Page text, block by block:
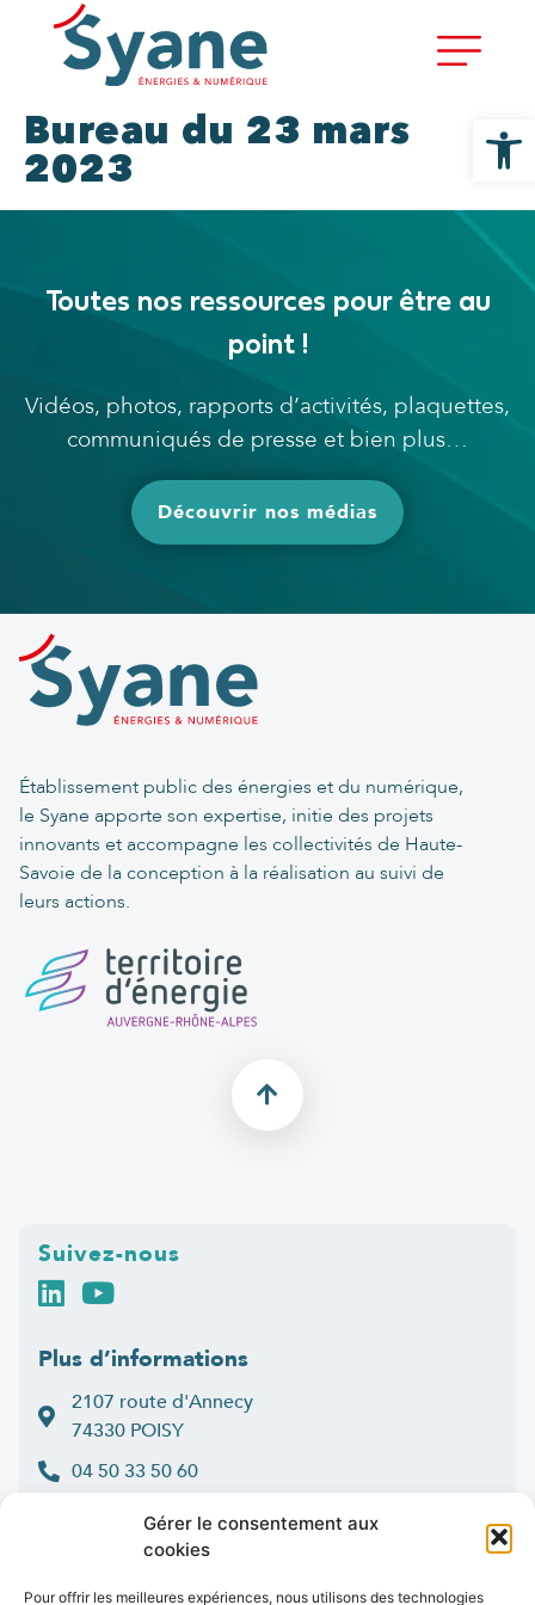
Gérer le consentement aux
cookies
Pour offrir les meilleures expériences, nous utilisons des technologies
Bureau du 23 mars
2023
Toutes nos ressources pour être au
point !
Vidéos, photos, rapports d’activités, plaquettes,
communiqués de presse et bien plus…
Découvrir nos médias
Établissement public des énergies et du numérique,
le Syane apporte son expertise, initie des projets
innovants et accompagne les collectivités de Haute-
Savoie de la conception à la réalisation au suivi de
leurs actions.
Suivez-nous
Plus d’informations
2107 route d'Annecy
74330 POISY
04 50 33 50 60
Lun > jeu : 9h-12h et 14h-16h30
9h-12h et 14h-16h
Ouvrir